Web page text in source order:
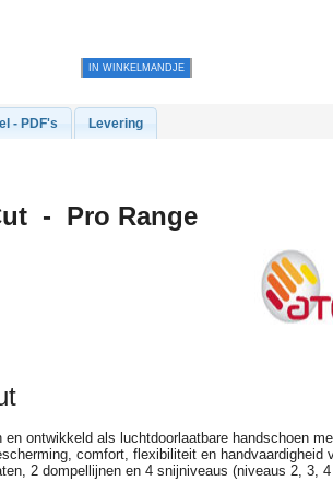
IN WINKELMANDJE
- PDF's Levering
- Pro Range
ontwikkeld als luchtdoorlaatbare handschoen
comfort, flexibiliteit en handvaardigheid
2 dompellijnen en 4 snijniveaus (niveaus 2, 3,